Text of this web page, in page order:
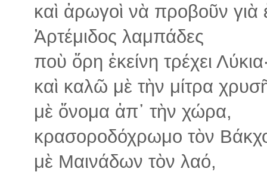
καὶ ἀρωγοὶ νὰ προβοῦν γιὰ
Ἀρτέμιδος λαμπάδες
ποὺ ὄρη ἐκείνη τρέχει
καὶ καλῶ μὲ τὴν μίτρα
μὲ ὄνομα ἀπ᾽ τὴν χώρα,
κρασοροδόχρωμο τὸν
μὲ Μαινάδων τὸν λαό,